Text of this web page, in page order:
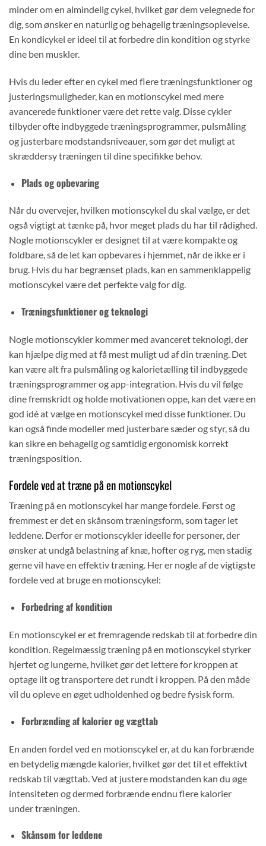
minder om en almindelig cykel, hvilket gør dem velegnede for
dig, som ønsker en naturlig og behagelig træningsoplevelse.
En kondicykel er ideel til at forbedre din kondition og styrke
dine ben muskler.
Hvis du leder efter en cykel med flere træningsfunktioner og
justeringsmuligheder, kan en motionscykel med mere
avancerede funktioner være det rette valg. Disse cykler
tilbyder ofte indbyggede træningsprogrammer, pulsmåling
og justerbare modstandsniveauer, som gør det muligt at
skræddersy træningen til dine specifikke behov.
Plads og opbevaring
Når du overvejer, hvilken motionscykel du skal vælge, er det
også vigtigt at tænke på, hvor meget plads du har til rådighed.
Nogle motionscykler er designet til at være kompakte og
foldbare, så de let kan opbevares i hjemmet, når de ikke er i
brug. Hvis du har begrænset plads, kan en sammenklappelig
motionscykel være det perfekte valg for dig.
Træningsfunktioner og teknologi
Nogle motionscykler kommer med avanceret teknologi, der
kan hjælpe dig med at få mest muligt ud af din træning. Det
kan være alt fra pulsmåling og kalorietælling til indbyggede
træningsprogrammer og app-integration. Hvis du vil følge
dine fremskridt og holde motivationen oppe, kan det være en
god idé at vælge en motionscykel med disse funktioner. Du
kan også finde modeller med justerbare sæder og styr, så du
kan sikre en behagelig og samtidig ergonomisk korrekt
træningsposition.
Fordele ved at træne på en motionscykel
Træning på en motionscykel har mange fordele. Først og
fremmest er det en skånsom træningsform, som tager let
leddene. Derfor er motionscykler ideelle for personer, der
ønsker at undgå belastning af knæ, hofter og ryg, men stadig
gerne vil have en effektiv træning. Her er nogle af de vigtigste
fordele ved at bruge en motionscykel:
Forbedring af kondition
En motionscykel er et fremragende redskab til at forbedre din
kondition. Regelmæssig træning på en motionscykel styrker
hjertet og lungerne, hvilket gør det lettere for kroppen at
optage ilt og transportere det rundt i kroppen. På den måde
vil du opleve en øget udholdenhed og bedre fysisk form.
Forbrænding af kalorier og vægttab
En anden fordel ved en motionscykel er, at du kan forbrænde
en betydelig mængde kalorier, hvilket gør det til et effektivt
redskab til vægttab. Ved at justere modstanden kan du øge
intensiteten og dermed forbrænde endnu flere kalorier
under træningen.
Skånsom for leddene